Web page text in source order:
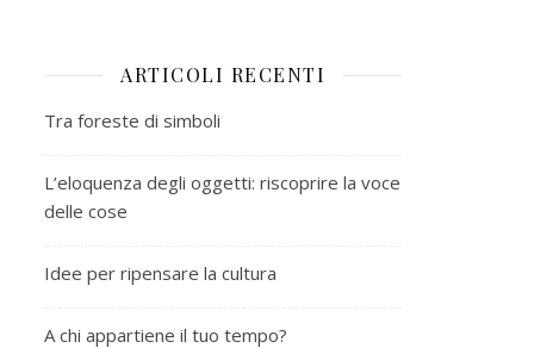
ARTICOLI RECENTI
Tra foreste di simboli
L’eloquenza degli oggetti: riscoprire la voce
delle cose
Idee per ripensare la cultura
A chi appartiene il tuo tempo?